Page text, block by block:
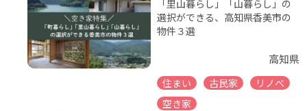
「里山暮らし」「山暮らし」の
選択ができる、高知県香美市の
物件３選
高知県
住まい 古民家
リノベ
空き家